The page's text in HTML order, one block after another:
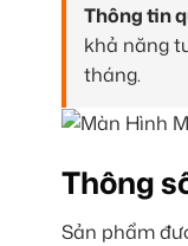
Thông tin
khả năng
tháng.
Thông
Sản phẩm